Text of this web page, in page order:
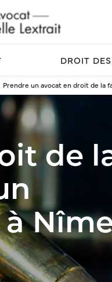
DROIT
Prendre un avocat en droit de la
de